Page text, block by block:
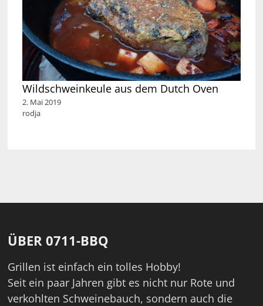
Wildschweinkeule aus dem Dutch Oven
2. Mai 2019
rodja
ÜBER 0711-BBQ
Grillen ist einfach ein tolles Hobby!
Seit ein paar Jahren gibt es nicht nur Rote und
verkohlten Schweinebauch, sondern auch die